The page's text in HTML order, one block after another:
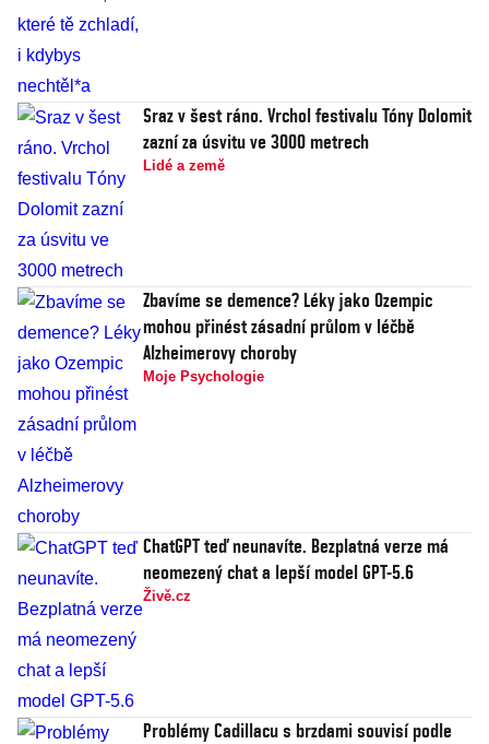
Sraz v šest ráno. Vrchol festivalu Tóny Dolomit
zazní za úsvitu ve 3000 metrech
Lidé a země
Zbavíme se demence? Léky jako Ozempic
mohou přinést zásadní průlom v léčbě
Alzheimerovy choroby
Moje Psychologie
ChatGPT teď neunavíte. Bezplatná verze má
neomezený chat a lepší model GPT-5.6
Živě.cz
Problémy Cadillacu s brzdami souvisí podle